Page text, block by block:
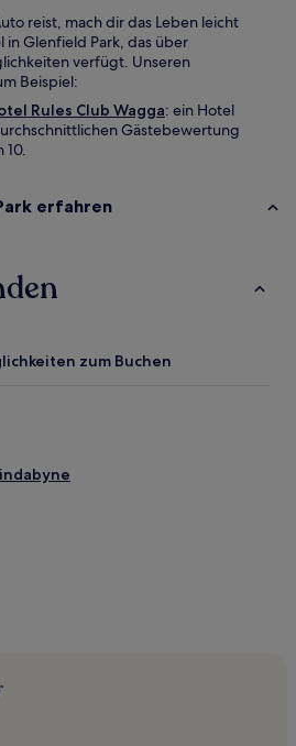
reist, mach dir das Leben leicht
in Glenfield Park, das über
verfügt. Unseren
Beispiel:
Rules Club Wagga: ein Hotel
Gästebewertung
10.
erfahren
zum Buchen